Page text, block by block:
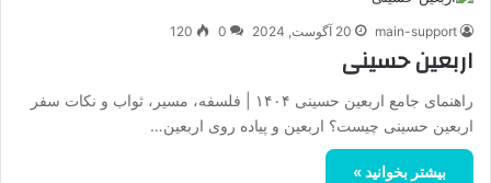
main-support 20 آگوست, 2024 0
120
اربعین حسینی
راهنمای جامع اربعین حسینی ۱۴۰۴ | فلسفه، مسیر، ثواب و نکات سفر
اربعین حسینی چیست؟ اربعین و پیاده روی اربعین…
بیشتر بخوانید »